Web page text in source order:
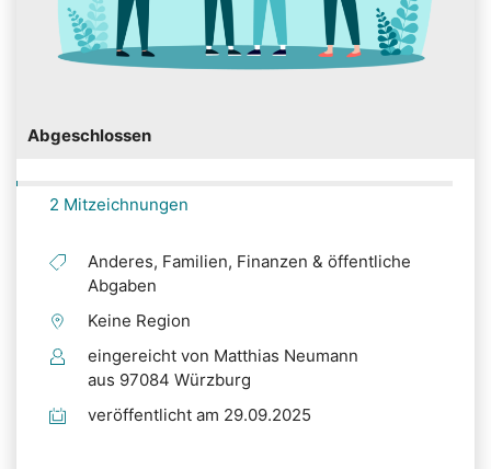
Abgeschlossen
2 Mitzeichnungen
Anderes, Familien, Finanzen & öffentliche
Abgaben
Keine Region
eingereicht von Matthias Neumann
aus 97084 Würzburg
veröffentlicht am 29.09.2025